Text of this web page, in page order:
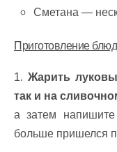
Сметана —
Приготовление
1.Жарить
так и на
а затем напишите
больше пришелся